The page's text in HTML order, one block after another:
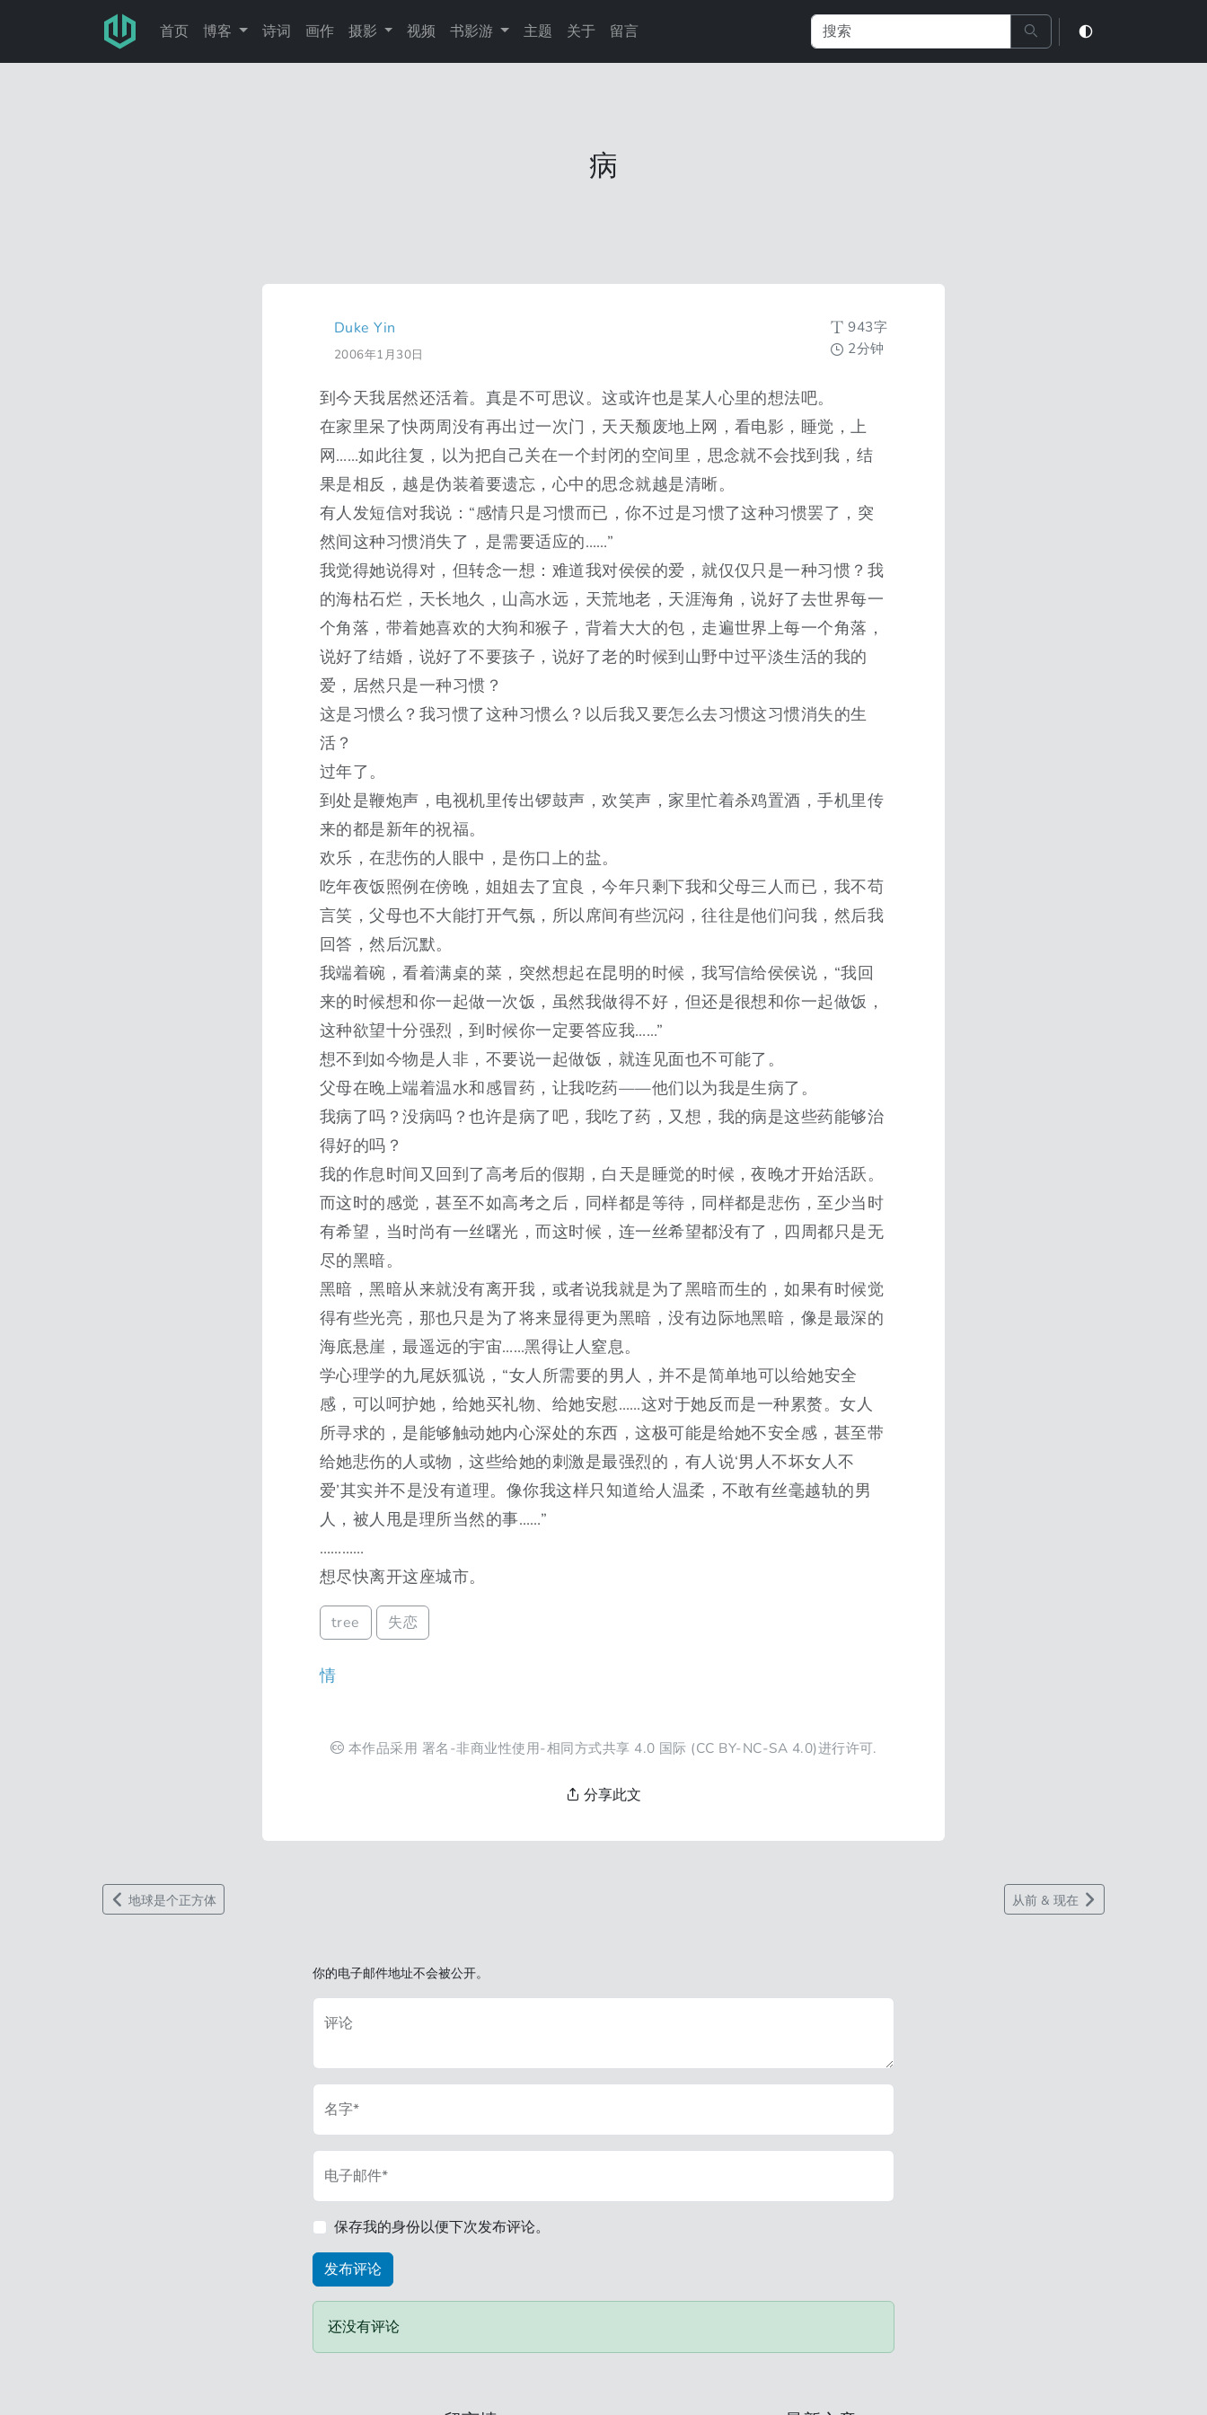
首页
博客 诗词 画作 摄影 视频 书影游 主题 关于 留言
病
Duke Yin
2006年1月30日
943字
2分钟
到今天我居然还活着。真是不可思议。这或许也是某人心里的想法吧。
在家里呆了快两周没有再出过一次门，天天颓废地上网，看电影，睡觉，上
网……如此往复，以为把自己关在一个封闭的空间里，思念就不会找到我，结
果是相反，越是伪装着要遗忘，心中的思念就越是清晰。
有人发短信对我说：“感情只是习惯而已，你不过是习惯了这种习惯罢了，突
然间这种习惯消失了，是需要适应的……”
我觉得她说得对，但转念一想：难道我对侯侯的爱，就仅仅只是一种习惯？我
的海枯石烂，天长地久，山高水远，天荒地老，天涯海角，说好了去世界每一
个角落，带着她喜欢的大狗和猴子，背着大大的包，走遍世界上每一个角落，
说好了结婚，说好了不要孩子，说好了老的时候到山野中过平淡生活的我的
爱，居然只是一种习惯？
这是习惯么？我习惯了这种习惯么？以后我又要怎么去习惯这习惯消失的生
活？
过年了。
到处是鞭炮声，电视机里传出锣鼓声，欢笑声，家里忙着杀鸡置酒，手机里传
来的都是新年的祝福。
欢乐，在悲伤的人眼中，是伤口上的盐。
吃年夜饭照例在傍晚，姐姐去了宜良，今年只剩下我和父母三人而已，我不苟
言笑，父母也不大能打开气氛，所以席间有些沉闷，往往是他们问我，然后我
回答，然后沉默。
我端着碗，看着满桌的菜，突然想起在昆明的时候，我写信给侯侯说，“我回
来的时候想和你一起做一次饭，虽然我做得不好，但还是很想和你一起做饭，
这种欲望十分强烈，到时候你一定要答应我……”
想不到如今物是人非，不要说一起做饭，就连见面也不可能了。
父母在晚上端着温水和感冒药，让我吃药——他们以为我是生病了。
我病了吗？没病吗？也许是病了吧，我吃了药，又想，我的病是这些药能够治
得好的吗？
我的作息时间又回到了高考后的假期，白天是睡觉的时候，夜晚才开始活跃。
而这时的感觉，甚至不如高考之后，同样都是等待，同样都是悲伤，至少当时
有希望，当时尚有一丝曙光，而这时候，连一丝希望都没有了，四周都只是无
尽的黑暗。
黑暗，黑暗从来就没有离开我，或者说我就是为了黑暗而生的，如果有时候觉
得有些光亮，那也只是为了将来显得更为黑暗，没有边际地黑暗，像是最深的
海底悬崖，最遥远的宇宙……黑得让人窒息。
学心理学的九尾妖狐说，“女人所需要的男人，并不是简单地可以给她安全
感，可以呵护她，给她买礼物、给她安慰……这对于她反而是一种累赘。女人
所寻求的，是能够触动她内心深处的东西，这极可能是给她不安全感，甚至带
给她悲伤的人或物，这些给她的刺激是最强烈的，有人说‘男人不坏女人不
爱’其实并不是没有道理。像你我这样只知道给人温柔，不敢有丝毫越轨的男
人，被人甩是理所当然的事……”
…………
想尽快离开这座城市。
tree 失恋
情
本作品采用 署名-非商业性使用-相同方式共享 4.0 国际 (CC BY-NC-SA 4.0)进行许可.
分享此文
地球是个正方体 从前 & 现在
你的电子邮件地址不会被公开。
评论
名字*
电子邮件*
保存我的身份以便下次发布评论。
还没有评论